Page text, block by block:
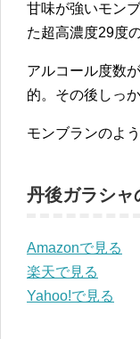
甘味が強いモン
た超高濃度29度
アルコール度数
的。その後しっ
モンブランのよ
丹後ガラシャ
Amazonで見る
楽天で見る
Yahoo!で見る